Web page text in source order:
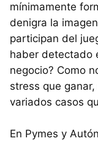
mínimamente
denigra la
participan del
haber detectado
negocio? Como
stress que
variados casos
En Pymes y